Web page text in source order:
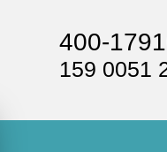
400-
159 0051